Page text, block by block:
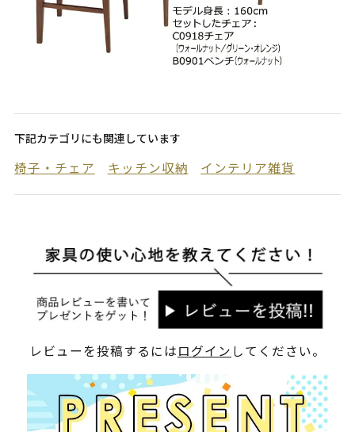
下記カテゴリにも関連しています
椅子・チェア キッチン収納 インテリア雑貨
レビューを投稿するにはログイン してください。